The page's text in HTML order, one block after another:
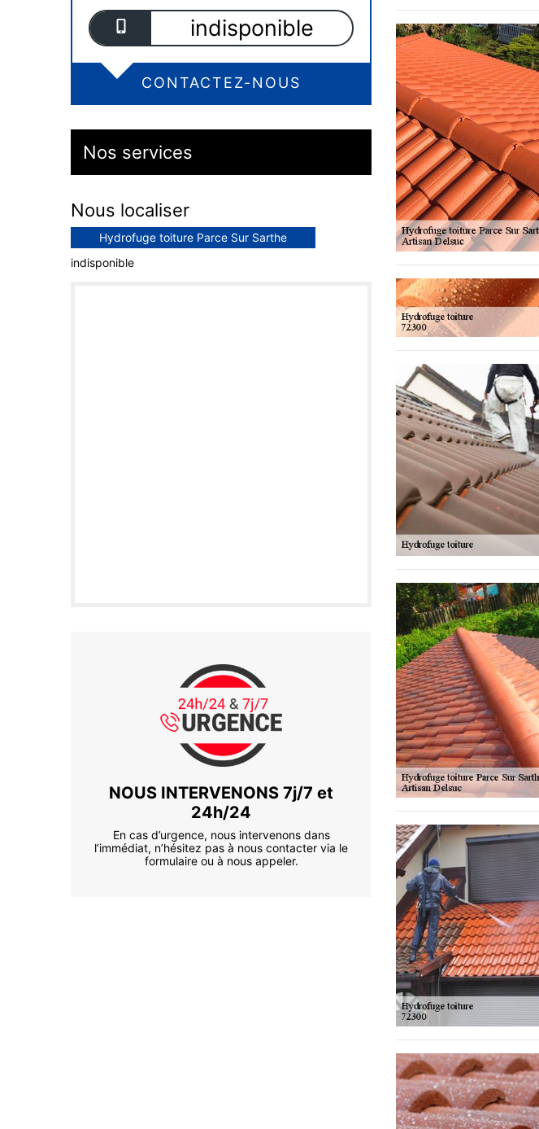
indisponible
CONTACTEZ-NOUS
Nos services
Nous localiser
Hydrofuge toiture Parce Sur Sarthe
indisponible
NOUS INTERVENONS 7j/7 et
24h/24
En cas d’urgence, nous intervenons dans
l’immédiat, n’hésitez pas à nous contacter via le
formulaire ou à nous appeler.